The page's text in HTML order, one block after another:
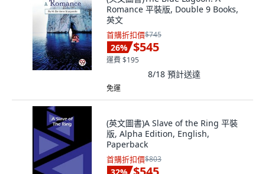
Romance 平裝版, Double 9 Books,
英文
首購折扣價$745
26% $545
運費 $195
8/18 預計送達
免運
(英文圖書)A Slave of the Ring 平裝
版, Alpha Edition, English,
Paperback
首購折扣價$803